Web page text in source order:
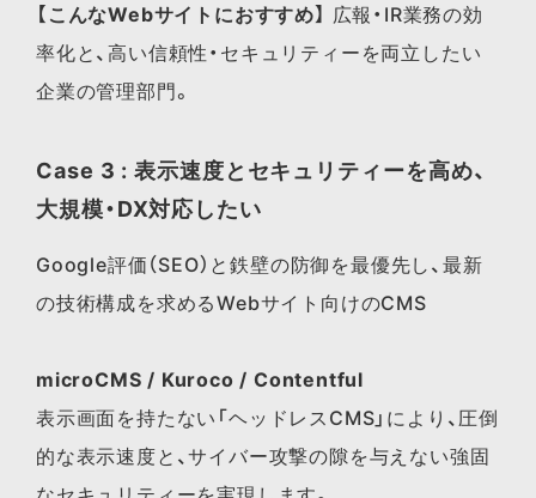
【こんなWebサイトにおすすめ】
広報・IR業務の効
率化と、高い信頼性・セキュリティーを両立したい
企業の管理部門。
Case 3 : 表示速度とセキュリティーを高め、
大規模・DX対応したい
Google評価（SEO）と鉄壁の防御を最優先し、最新
の技術構成を求めるWebサイト向けのCMS
microCMS / Kuroco / Contentful
表示画面を持たない「ヘッドレスCMS」により、圧倒
的な表示速度と、サイバー攻撃の隙を与えない強固